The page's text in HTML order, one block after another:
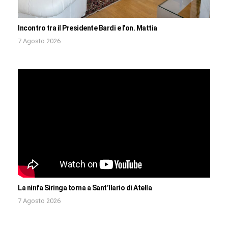
Incontro tra il Presidente Bardi e l’on. Mattia
7 Agosto 2026
La ninfa Siringa torna a Sant’Ilario di Atella
7 Agosto 2026